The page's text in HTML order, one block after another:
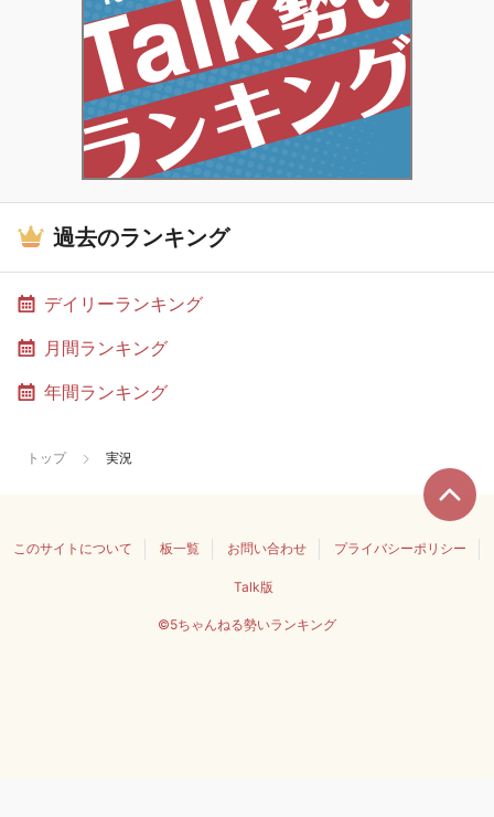
過去のランキング
デイリーランキング
月間ランキング
年間ランキング
トップ 実況
このサイトについて 板一覧 お問い合わせ プライバシーポリシー
Talk版
©5ちゃんねる勢いランキング